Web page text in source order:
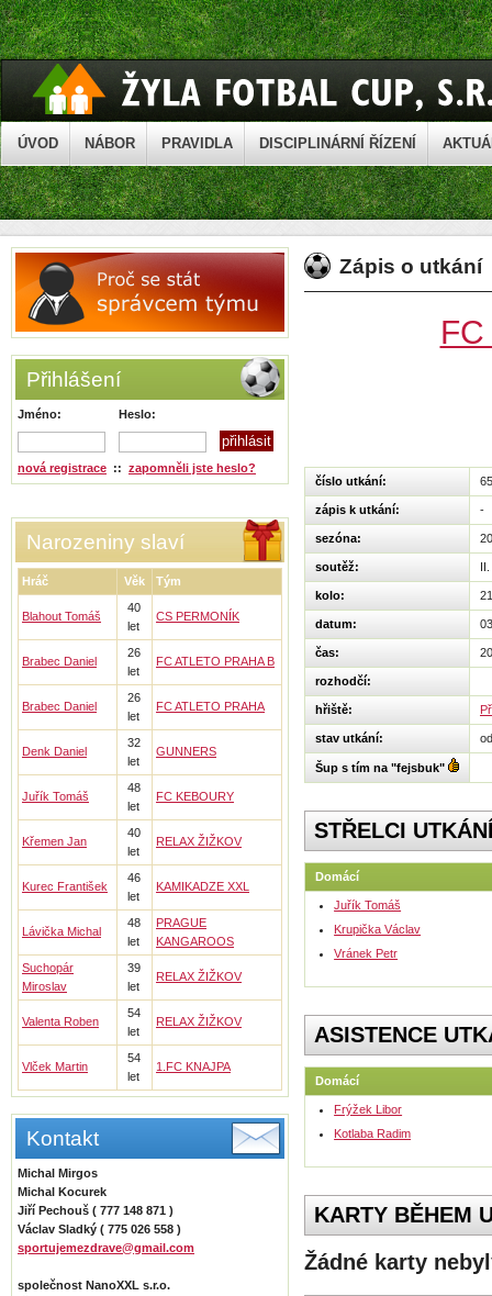
ÚVOD NÁBOR PRAVIDLA DISCIPLINÁRNÍ ŘÍZENÍ
Přihlášení
Jméno: Heslo:
nová registrace :: zapomněli jste heslo?
Narozeniny slaví
Hráč Věk Tým
Blahout Tomáš
40
let
CS PERMONÍK
Brabec Daniel
26
let
FC ATLETO PRAHA B
Brabec Daniel
26
let
FC ATLETO PRAHA
Denk Daniel
32
let
GUNNERS
Juřík Tomáš
48
let
FC KEBOURY
Křemen Jan
40
let
RELAX ŽIŽKOV
Kurec František
46
let
KAMIKADZE XXL
Lávička Michal
48
let
PRAGUE
KANGAROOS
Suchopár
Miroslav
39
let
RELAX ŽIŽKOV
Valenta Roben
54
let
RELAX ŽIŽKOV
Vlček Martin
54
let
1.FC KNAJPA
Kontakt
Michal Mirgos
Michal Kocurek
Jiří Pechouš ( 777 148 871 )
Václav Sladký ( 775 026 558 )
sportujemezdrave@gmail.com
společnost NanoXXL s.r.o.
Zápis o utkání
číslo utkání:
zápis k utkání: -
sezóna:
soutěž:
kolo: 21
datum:
čas:
rozhodčí:
hřiště:
stav utkání:
Šup s tím na "fejsbuk"
STŘELCI
Domácí
Juřík Tomáš
Krupička Václav
Vránek Petr
ASISTENCE
Domácí
Frýžek Libor
Kotlaba Radim
KARTY BĚHEM
Žádné karty